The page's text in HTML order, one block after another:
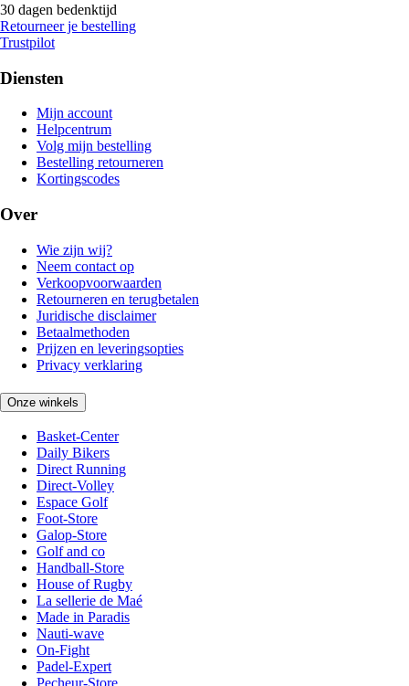
30 dagen bedenktijd
Retourneer je bestelling
Trustpilot
Diensten
Mijn account
Helpcentrum
Volg mijn bestelling
Bestelling retourneren
Kortingscodes
Over
Wie zijn wij?
Neem contact op
Verkoopvoorwaarden
Retourneren en terugbetalen
Juridische disclaimer
Betaalmethoden
Prijzen en leveringsopties
Privacy verklaring
Onze winkels
Basket-Center
Daily Bikers
Direct Running
Direct-Volley
Espace Golf
Foot-Store
Galop-Store
Golf and co
Handball-Store
House of Rugby
La sellerie de Maé
Made in Paradis
Nauti-wave
On-Fight
Padel-Expert